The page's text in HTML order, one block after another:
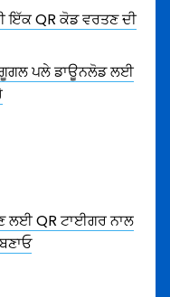
ਇੱਕ QR ਕੋਡ ਵਰਤਣ ਦੀ
ਪਲੇ ਡਾਊਨਲੋਡ ਲਈ
ਲਈ QR ਟਾਈਗਰ ਨਾਲ